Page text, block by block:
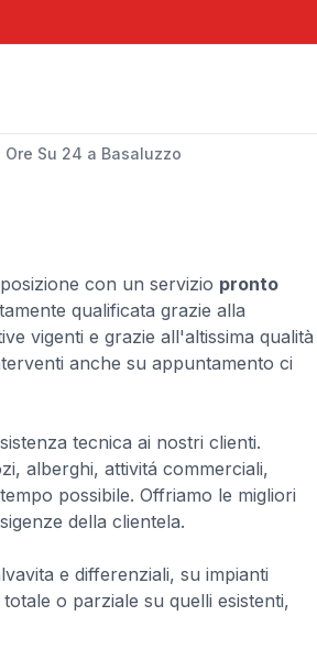
Su 24 a Basaluzzo
con un servizio pronto
qualificata grazie alla
vigenti e grazie all'altissima qualità
anche su appuntamento ci
tecnica ai nostri clienti.
alberghi, attivitá commerciali,
possibile. Offriamo le migliori
della clientela.
e differenziali, su impianti
o parziale su quelli esistenti,